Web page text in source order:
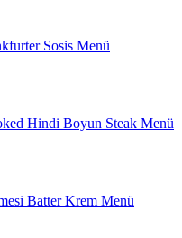
Sosis Menü
Hindi Boyun Steak Menü
Batter Krem Menü